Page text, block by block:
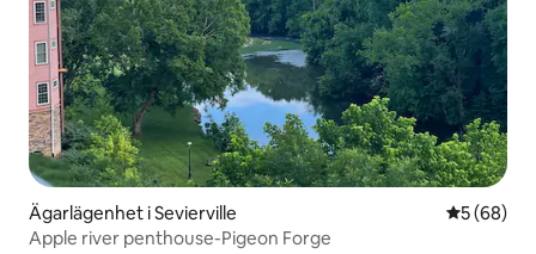
Ägarlägenhet i Sevierville 5 av 5 i
5 (68)
Apple river penthouse-Pigeon Forge